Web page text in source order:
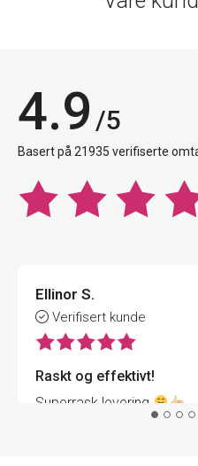
4.9 /5
Basert på 21935 verifiserte
Ellinor S.
Verifisert kunde
Raskt og effektivt!
Superrask levering